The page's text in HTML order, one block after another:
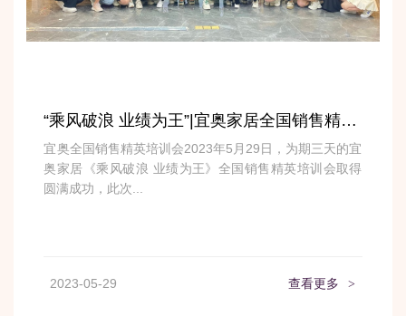
“乘风破浪 业绩为王”|宜奥家居全国销售精英培训会
宜奥全国销售精英培训会2023年5月29日，为期三天的宜
奥家居《乘风破浪 业绩为王》全国销售精英培训会取得
圆满成功，此次...
2023-05-29 查看更多 >